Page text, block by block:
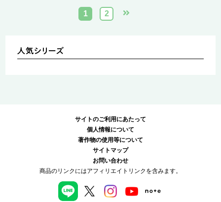
1 2
サイトのご利用にあたって
個人情報について
著作物の使用等について
サイトマップ
お問い合わせ
商品のリンクにはアフィリエイトリンクを含みます。